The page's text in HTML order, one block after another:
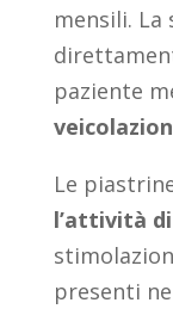
mensili. La
paziente
Le
l’attività
presenti